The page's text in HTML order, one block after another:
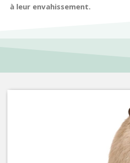
à leur envahissement.